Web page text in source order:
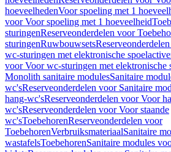
hoeveelhedenVoor spoeling met 1
voor Voor spoeling met 1 hoeveelheid
sturingenReserveonderdelen voor
sturingenRuwbouwsets
wc-sturingen met elektronische
voor Voor wc-sturingen met elektronische
Monolith sanitaire modulesSanitaire
wc'sReserveonderdelen voor Sanitaire
hang-wc'sReserveonderdelen voor Voor
wc'sReserveonderdelen voor Voor staande
wc'sToebehorenReserveonderdelen voor
ToebehorenVerbruiksmateriaalSanitaire
wastafelsToebehorenSanitaire modules